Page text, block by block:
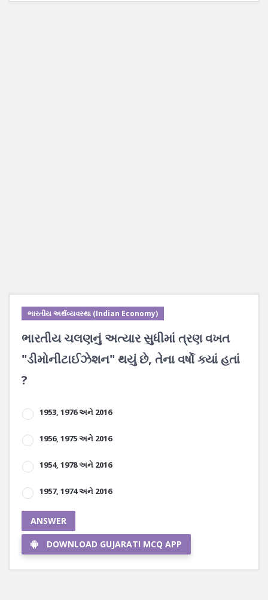
ભારતીય અર્થવ્યવસ્થા (Indian Economy)
ભારતીય ચલણનું અત્યાર સુધીમાં ત્રણ વખત
"ડીમોનીટાઈઝેશન" થયું છે, તેના વર્ષો ક્યાં હતાં
?
1953, 1976 અને 2016
1956, 1975 અને 2016
1954, 1978 અને 2016
1957, 1974 અને 2016
ANSWER
DOWNLOAD GUJARATI MCQ APP